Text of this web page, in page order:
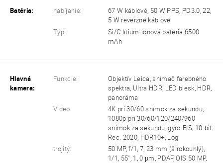
Batéria: nabíjanie:
67 W káblové, 50 W PPS, PD3.0, 22,
5 W reverzné káblové
Typ:
Si/C lítium-iónová batéria 6500
mAh
Hlavná
kamera:
Funkcie:
Objektív Leica, snímač farebného
spektra, Ultra HDR, LED blesk, HDR,
panoráma
Video:
4K pri 30/60 snímok za sekundu,
1080p pri 30/60/120/240/960
snímok za sekundu, gyro-EIS, 10-bit
Rec. 2020, HDR10+, Log
trojitý:
50 MP, f/1, 7, 23 mm (širokouhlý),
1/1, 55", 1, 0 µm, PDAF, OIS 50 MP,